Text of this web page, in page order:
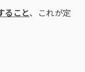
ること、これが定